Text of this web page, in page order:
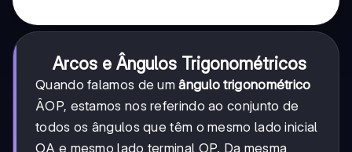
Arcos e Ângulos Trigonométricos
Quando falamos de umângulo trigonométrico
ÂOP, estamos nos referindo ao conjunto de
todos os ângulos que têm o mesmo lado inicial
OA e mesmo lado terminal OP. Da mesma